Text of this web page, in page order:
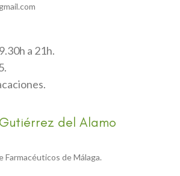
a 21h.
del Alamo
de Málaga.